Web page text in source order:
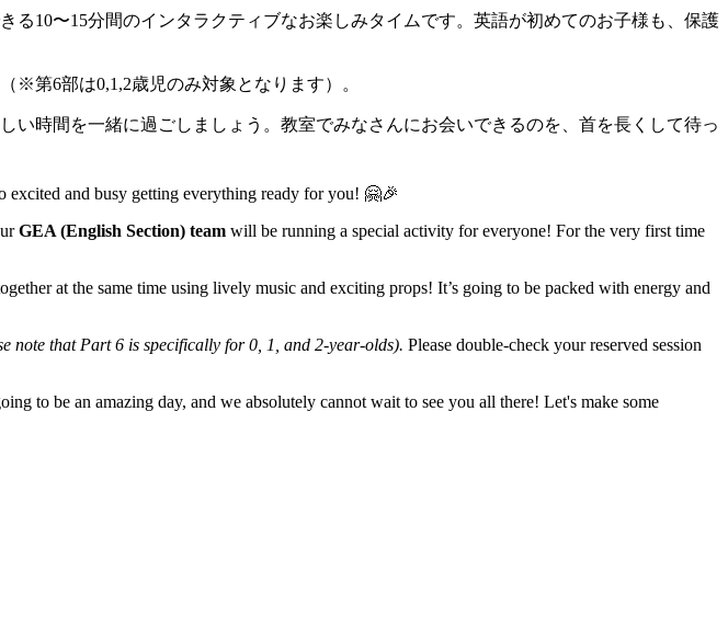
10〜15分間のインタラクティブなお楽しみタイムです。英語が初めてのお子様も、保護
※第6部は0,1,2歳児のみ対象となります）。
時間を一緒に過ごしましょう。教室でみなさんにお会いできるのを、首を長くして待っ
excited and busy getting everything ready for you! 🤗🎉
GEA (English Section) team will be running a special activity for everyone! For the very first time
at the same time using lively music and exciting props! It’s going to be packed with energy and
note that Part 6 is specifically for 0, 1, and 2-year-olds). Please double-check your reserved session
to be an amazing day, and we absolutely cannot wait to see you all there! Let's make some